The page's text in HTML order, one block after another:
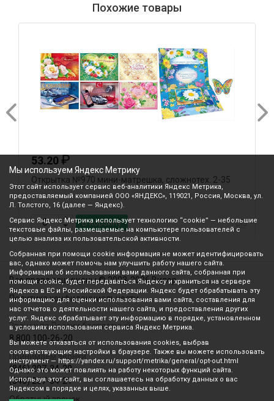
Похожие товары
53.20₽
Открытка №970 мини-матрешка, сложнотех. 2-35
В корзину
Все права защищены © 2003-2026 Вилор
Политика конфиденциальности
Звонок по России бесплатный
8 800 100-26-20
Принимаем звонки
(846) 207-34-20
(846) 207-34-21
Мы используем Яндекс Метрику
Этот сайт использует сервис веб-аналитики Яндекс Метрика,
предоставляемый компанией ООО «ЯНДЕКС», 119021, Россия, Москва, ул.
Л. Толстого, 16 (далее — Яндекс).
Сервис Яндекс Метрика использует технологию “cookie” — небольшие
текстовые файлы, размещаемые на компьютере пользователей с
целью анализа их пользовательской активности.
Собранная при помощи cookie информация не может идентифицировать
вас, однако может помочь нам улучшить работу нашего сайта.
Информация об использовании вами данного сайта, собранная при
помощи cookie, будет передаваться Яндексу и храниться на сервере
Яндекса в ЕС и Российской Федерации. Яндекс будет обрабатывать эту
информацию для оценки использования вами сайта, составления для
нас отчетов о деятельности нашего сайта, и предоставления других
услуг. Яндекс обрабатывает эту информацию в порядке, установленном
в условиях использования сервиса Яндекс Метрика.
Вы можете отказаться от использования cookies, выбрав
соответствующие настройки в браузере. Также вы можете использовать
инструмент — https://yandex.ru/support/metrika/general/opt-out.html
Однако это может повлиять на работу некоторых функций сайта.
Используя этот сайт, вы соглашаетесь на обработку данных о вас
Яндексом в порядке и целях, указанных выше.